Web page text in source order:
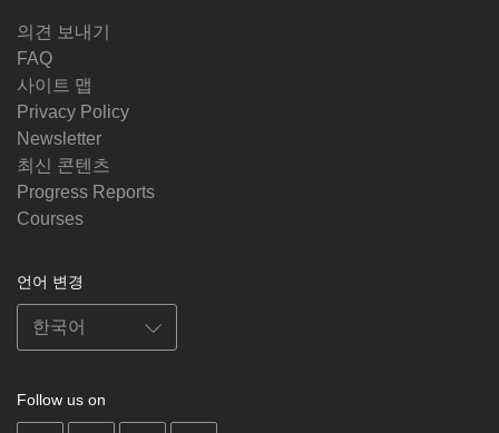
의견 보내기
FAQ
사이트 맵
Privacy Policy
Newsletter
최신 콘텐츠
Progress Reports
Courses
언어 변경
Follow us on